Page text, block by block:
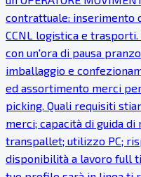
contrattuale: inserimento
CCNL logistica e
con un'ora di pausa
imballaggio e
ed assortimento merci
picking. Quali requisiti
merci; capacità di guida
transpallet; utilizzo PC;
disponibilità a lavoro full